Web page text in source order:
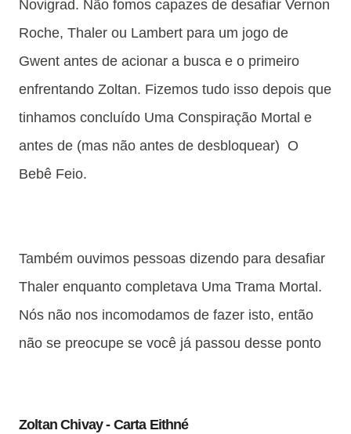
Novigrad. Não fomos capazes de desafiar Vernon
Roche, Thaler ou Lambert para um jogo de
Gwent antes de acionar a busca e o primeiro
enfrentando Zoltan. Fizemos tudo isso depois que
tinhamos concluído Uma Conspiração Mortal e
antes de (mas não antes de desbloquear) O
Bebê Feio.
Também ouvimos pessoas dizendo para desafiar
Thaler enquanto completava Uma Trama Mortal.
Nós não nos incomodamos de fazer isto, então
não se preocupe se você já passou desse ponto
Zoltan Chivay - Carta Eithné